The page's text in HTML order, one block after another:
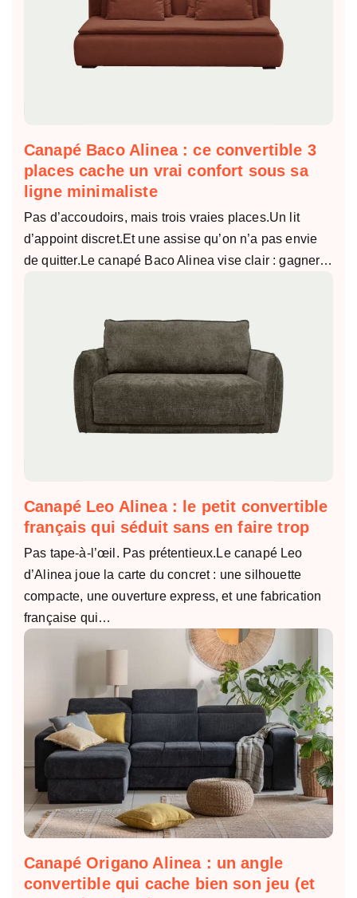
Canapé Baco Alinea : ce convertible 3
places cache un vrai confort sous sa
ligne minimaliste
Pas d’accoudoirs, mais trois vraies places.Un lit
d’appoint discret.Et une assise qu’on n’a pas envie
de quitter.Le canapé Baco Alinea vise clair : gagner…
Canapé Leo Alinea : le petit convertible
français qui séduit sans en faire trop
Pas tape-à-l’œil. Pas prétentieux.Le canapé Leo
d’Alinea joue la carte du concret : une silhouette
compacte, une ouverture express, et une fabrication
française qui…
Canapé Origano Alinea : un angle
convertible qui cache bien son jeu (et